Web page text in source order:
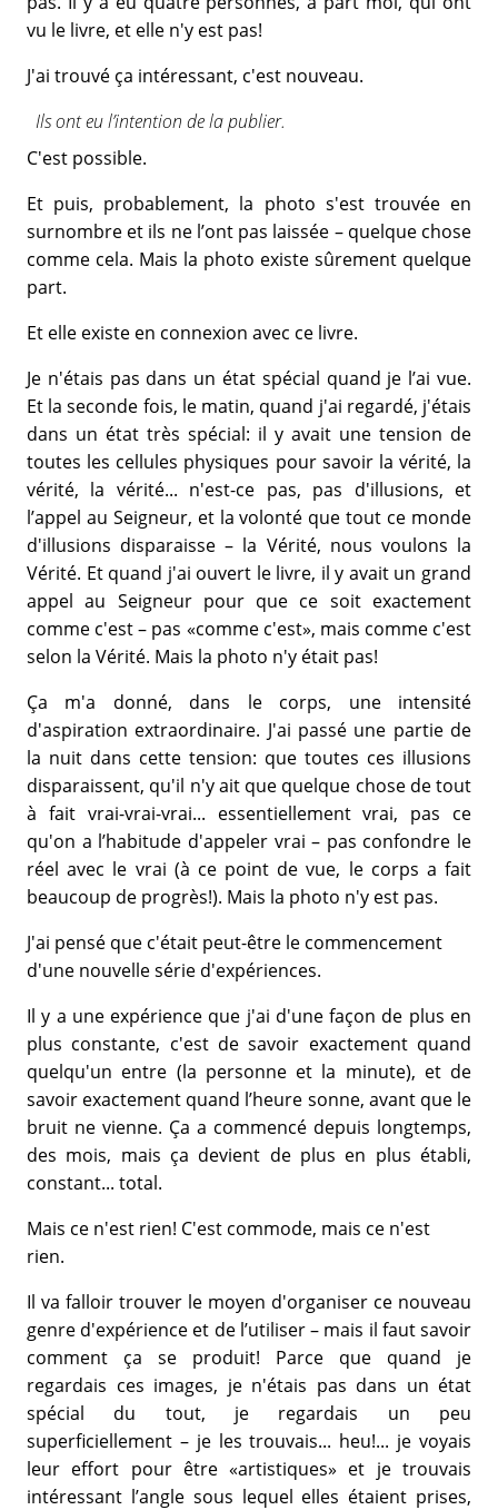
vu le livre, et elle n'y est pas!
J'ai trouvé ça intéressant, c'est nouveau.
Ils ont eu l’intention de la publier.
C'est possible.
Et puis, probablement, la photo s'est trouvée en
surnombre et ils ne l’ont pas laissée – quelque chose
comme cela. Mais la photo existe sûrement quelque
part.
Et elle existe en connexion avec ce livre.
Je n'étais pas dans un état spécial quand je l’ai vue.
Et la seconde fois, le matin, quand j'ai regardé, j'étais
dans un état très spécial: il y avait une tension de
toutes les cellules physiques pour savoir la vérité, la
vérité, la vérité... n'est-ce pas, pas d'illusions, et
l’appel au Seigneur, et la volonté que tout ce monde
d'illusions disparaisse – la Vérité, nous voulons la
Vérité. Et quand j'ai ouvert le livre, il y avait un grand
appel au Seigneur pour que ce soit exactement
comme c'est – pas «comme c'est», mais comme c'est
selon la Vérité. Mais la photo n'y était pas!
Ça m'a donné, dans le corps, une intensité
d'aspiration extraordinaire. J'ai passé une partie de
la nuit dans cette tension: que toutes ces illusions
disparaissent, qu'il n'y ait que quelque chose de tout
à fait vrai-vrai-vrai... essentiellement vrai, pas ce
qu'on a l’habitude d'appeler vrai – pas confondre le
réel avec le vrai (à ce point de vue, le corps a fait
beaucoup de progrès!). Mais la photo n'y est pas.
J'ai pensé que c'était peut-être le commencement
d'une nouvelle série d'expériences.
Il y a une expérience que j'ai d'une façon de plus en
plus constante, c'est de savoir exactement quand
quelqu'un entre (la personne et la minute), et de
savoir exactement quand l’heure sonne, avant que le
bruit ne vienne. Ça a commencé depuis longtemps,
des mois, mais ça devient de plus en plus établi,
constant... total.
Mais ce n'est rien! C'est commode, mais ce n'est
rien.
Il va falloir trouver le moyen d'organiser ce nouveau
genre d'expérience et de l’utiliser – mais il faut savoir
comment ça se produit! Parce que quand je
regardais ces images, je n'étais pas dans un état
spécial du tout, je regardais un peu
superficiellement – je les trouvais... heu!... je voyais
leur effort pour être «artistiques» et je trouvais
intéressant l’angle sous lequel elles étaient prises,